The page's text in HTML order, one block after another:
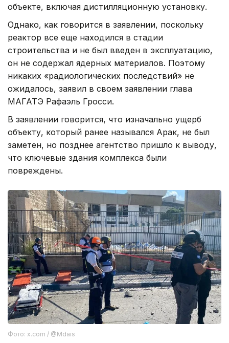
объекте, включая дистилляционную установку.
Однако, как говорится в заявлении, поскольку
реактор все еще находился в стадии
строительства и не был введен в эксплуатацию,
он не содержал ядерных материалов. Поэтому
никаких «радиологических последствий» не
ожидалось, заявил в своем заявлении глава
МАГАТЭ Рафаэль Гросси.
В заявлении говорится, что изначально ущерб
объекту, который ранее назывался Арак, не был
заметен, но позднее агентство пришло к выводу,
что ключевые здания комплекса были
повреждены.
Фото: x.com / @Mdais